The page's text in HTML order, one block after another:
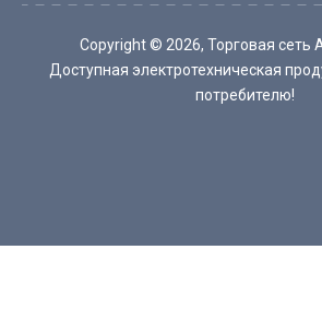
Copyright © 2026, Торговая сеть
Доступная электротехническая
потребителю!